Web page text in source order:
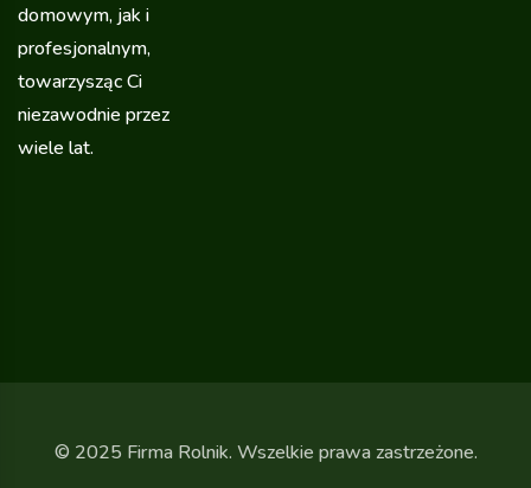
domowym, jak i
profesjonalnym,
towarzysząc Ci
niezawodnie przez
wiele lat.
© 2025 Firma Rolnik. Wszelkie prawa zastrzeżone.